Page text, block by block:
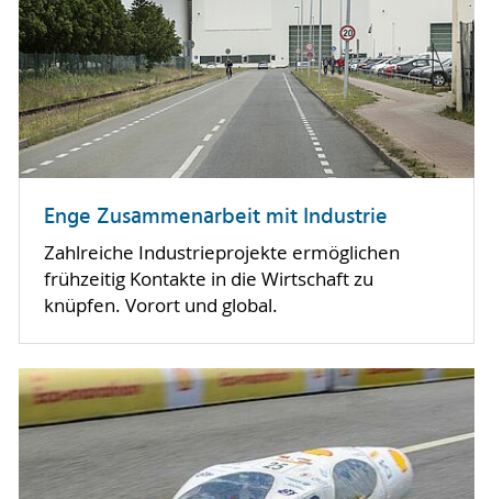
Enge Zusammenarbeit mit Industrie
Zahlreiche Industrieprojekte ermöglichen
frühzeitig Kontakte in die Wirtschaft zu
knüpfen. Vorort und global.